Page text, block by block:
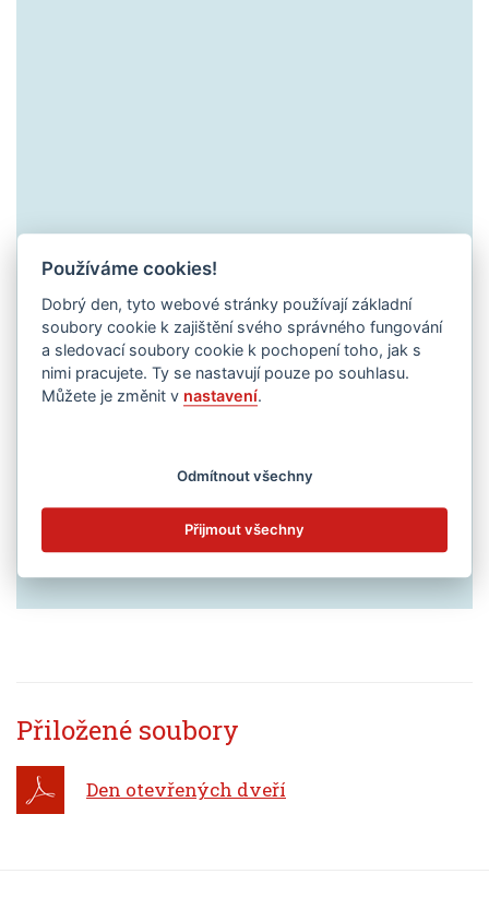
Přiložené soubory
Den otevřených dveří
Používáme cookies!
Dobrý den, tyto webové stránky používají základní
soubory cookie k zajištění svého správného fungování
a sledovací soubory cookie k pochopení toho, jak s
nimi pracujete. Ty se nastavují pouze po souhlasu.
Můžete je změnit v nastavení.
Odmítnout všechny
Přijmout všechny